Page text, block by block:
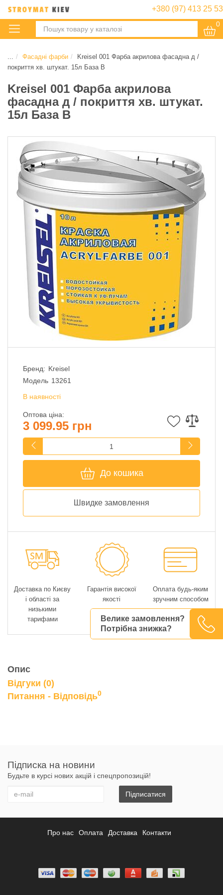
+380 (97) 413 25 53
0
Фасадні фарби
Kreisel 001 Фарба акрилова фасадна д /
покриття хв. штукат. 15л База B
Kreisel 001 Фарба акрилова
фасадна д / покриття хв. штукат.
15л База B
Бренд: Kreisel
Модель 13261
В наявності
Оптова ціна:
3 099.95 грн
До кошика
Швидке замовлення
Велике замовлення?
Потрібна знижка?
Доставка по Києву
і області за
низькими
тарифами
Гарантія високої
якості
Оплата будь-яким
зручним способом
Опис
Відгуки (0)
Питання - Відповідь0
Підписка на новини
Будьте в курсі нових акцій і спецпропозицій!
Підписатися
Про нас Оплата Доставка Контакти